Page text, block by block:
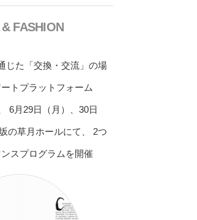
FASHION
じた「交換・交流」の場
トプラットフォーム
6月29日（月）、30日
の草月ホールにて、 2つ
スプログラムを開催